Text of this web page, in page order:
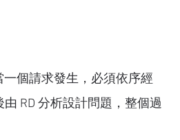
一個請求發生，必須依序經
RD 分析設計問題，整個過